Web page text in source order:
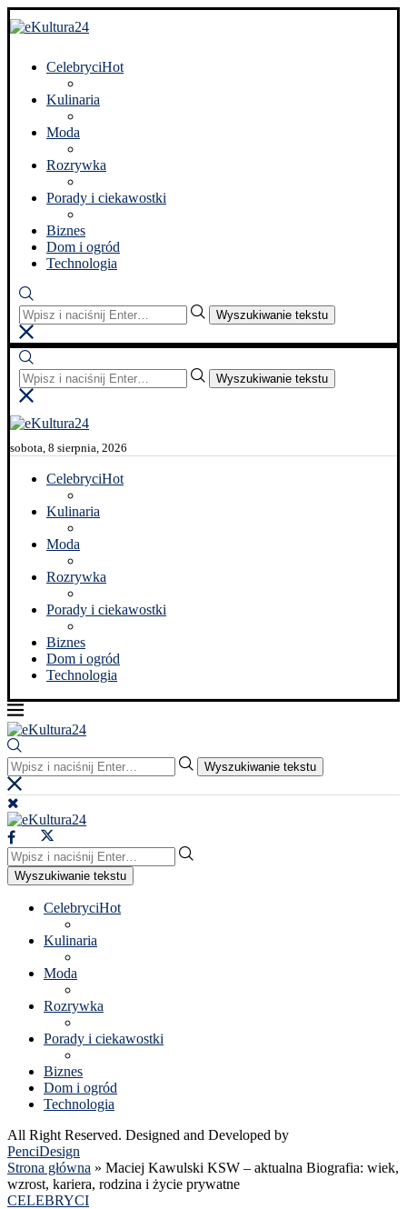
CelebryciHot
Kulinaria
Moda
Rozrywka
Porady i ciekawostki
Biznes
Dom i ogród
Technologia
Wyszukiwanie tekstu
Wyszukiwanie tekstu
sobota, 8 sierpnia, 2026
CelebryciHot
Kulinaria
Moda
Rozrywka
Porady i ciekawostki
Biznes
Dom i ogród
Technologia
Wyszukiwanie tekstu
Wyszukiwanie tekstu
CelebryciHot
Kulinaria
Moda
Rozrywka
Porady i ciekawostki
Biznes
Dom i ogród
Technologia
All Right Reserved. Designed and Developed by
PenciDesign
Strona główna » Maciej Kawulski KSW – aktualna Biografia: wiek,
wzrost, kariera, rodzina i życie prywatne
CELEBRYCI